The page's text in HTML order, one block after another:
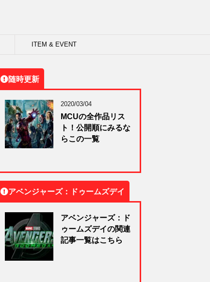
ITEM & EVENT
随時更新
2020/03/04
MCUの全作品リス
ト！公開順にみるな
らこの一覧
アベンジャーズ：ドゥームズデイ
アベンジャーズ：ド
ゥームズデイの関連
記事一覧はこちら